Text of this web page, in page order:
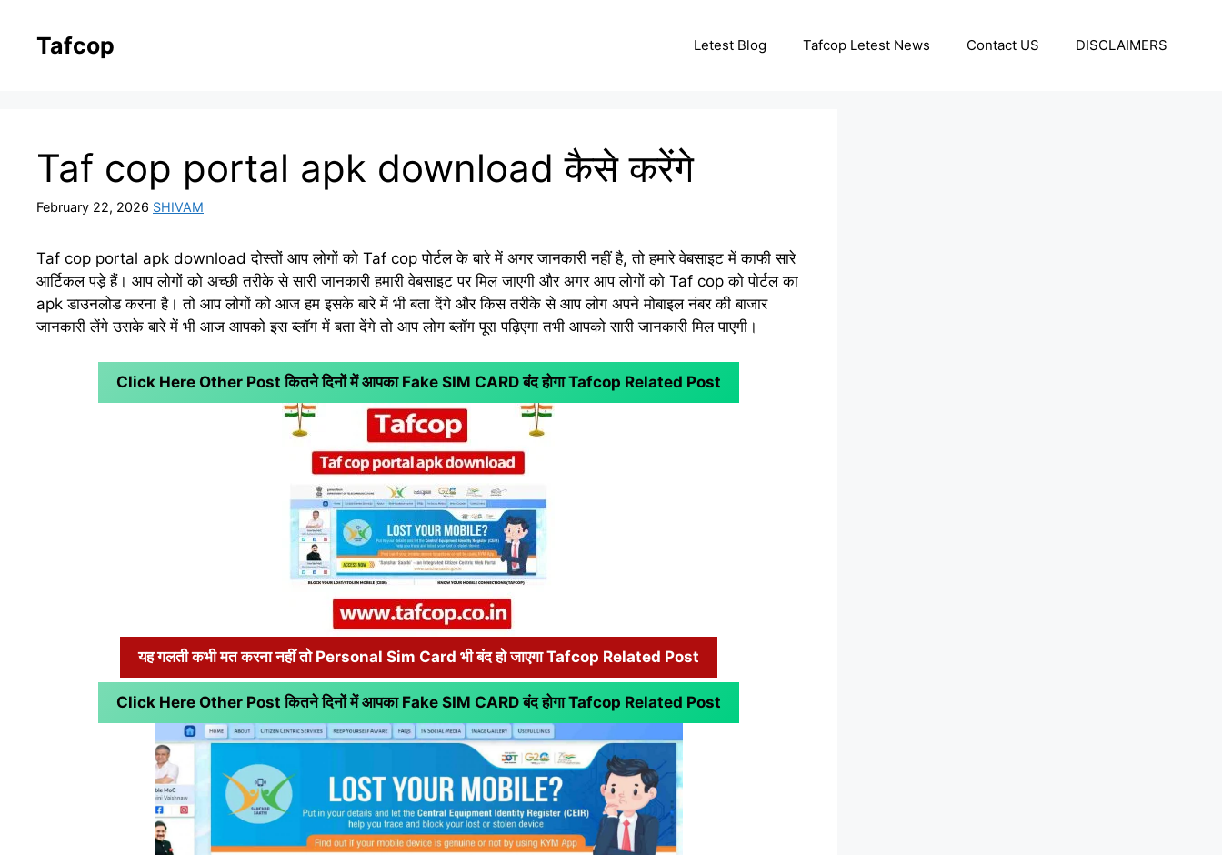
contentTafcop Letest Blog Tafcop Letest News Contact US DISCLAIMERS
Taf cop portal apk download कैसे करेंगे
February 22, 2026 SHIVAM
Taf cop portal apk download दोस्तों आप लोगों को Taf cop पोर्टल के बारे में अगर जानकारी नहीं है, तो हमारे वेबसाइट में काफी सारे
आर्टिकल पड़े हैं। आप लोगों को अच्छी तरीके से सारी जानकारी हमारी वेबसाइट पर मिल जाएगी और अगर आप लोगों को Taf cop को पोर्टल का
apk डाउनलोड करना है। तो आप लोगों को आज हम इसके बारे में भी बता देंगे और किस तरीके से आप लोग अपने मोबाइल नंबर की बाजार
जानकारी लेंगे उसके बारे में भी आज आपको इस ब्लॉग में बता देंगे तो आप लोग ब्लॉग पूरा पढ़िएगा तभी आपको सारी जानकारी मिल पाएगी।
Click Here Other Post कितने दिनों में आपका Fake SIM CARD बंद होगाTafcop Related Post
यह गलती कभी मत करना नहीं तो Personal Sim Card भी बंद हो जाएगा Tafcop Related Post
Click Here Other Post कितने दिनों में आपका Fake SIM CARD बंद होगाTafcop Related Post